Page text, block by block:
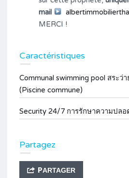
mail
MERCI !
Caractéristiques
Communal swimming pool สระว่
(Piscine commune)
Security 24/7 การรักษาความปล
Partagez
PARTAGER